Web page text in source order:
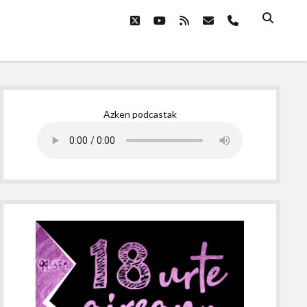
twitteryoutube
rss emailphone
Azken podcastak